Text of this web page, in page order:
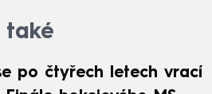
také
po čtyřech letech vrací